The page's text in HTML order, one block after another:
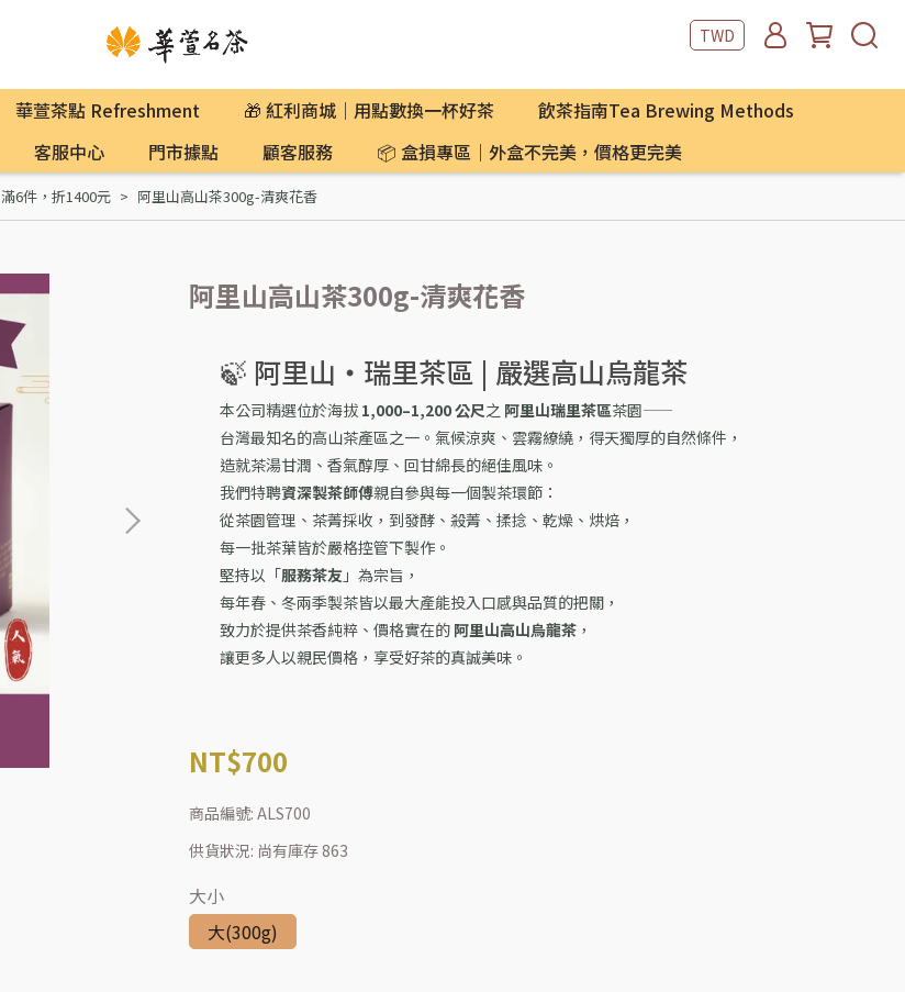
TWD
華萱茶點 Refreshment 🎁 紅利商城｜用點數換一杯好茶
飲茶指南Tea Brewing Methods
客服中心 門市據點 顧客服務 📦 盒損專區｜外盒不完美，價格更完美
滿6件，折1400元 阿里山高山茶300g-清爽花香
阿里山高山茶300g-清爽花香
🍃 阿里山・瑞里茶區 | 嚴選高山烏龍茶
本公司精選位於海拔 1,000–1,200 公尺之 阿里山瑞里茶區茶園——
台灣最知名的高山茶產區之一。氣候涼爽、雲霧繚繞，得天獨厚的自然條件，
造就茶湯甘潤、香氣醇厚、回甘綿長的絕佳風味。
我們特聘資深製茶師傅親自參與每一個製茶環節：
從茶園管理、茶菁採收，到發酵、殺菁、揉捻、乾燥、烘焙，
每一批茶葉皆於嚴格控管下製作。
堅持以「服務茶友 」為宗旨，
每年春、冬兩季製茶皆以最大產能投入口感與品質的把關，
致力於提供茶香純粹、價格實在的 阿里山高山烏龍茶 ，
讓更多人以親民價格，享受好茶的真誠美味。
NT$700
商品編號: ALS700
供貨狀況: 尚有庫存 863
大小
大(300g)